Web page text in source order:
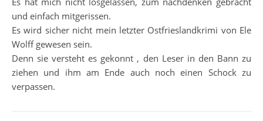
und einfach mitgerissen.
Es wird sicher nicht mein letzter Ostfrieslandkrimi von Ele
Wolff gewesen sein.
Denn sie versteht es gekonnt , den Leser in den Bann zu
ziehen und ihm am Ende auch noch einen Schock zu
verpassen.